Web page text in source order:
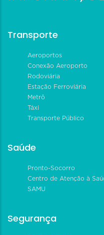
Transporte
Aeroportos
Conexão Aeroporto
Rodoviária
Estação Ferroviária
Metrô
Táxi
Transporte Público
Saúde
Pronto-Socorro
Centro de Atenção à
SAMU
Segurança